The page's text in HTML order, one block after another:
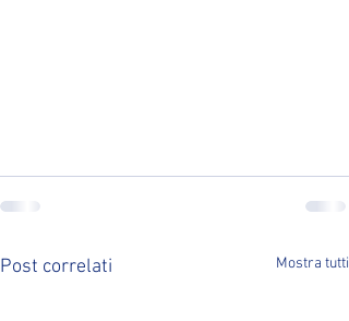
Post correlati Mostra tutti